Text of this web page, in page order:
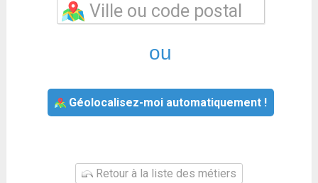
ou
Géolocalisez-moi automatiquement !
Retour à la liste des métiers